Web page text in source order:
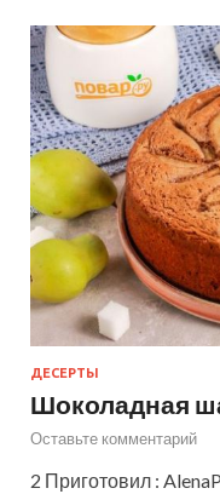
ДЕСЕРТЫ
Шоколадная
Оставьте комментарий
2 Приготовил :